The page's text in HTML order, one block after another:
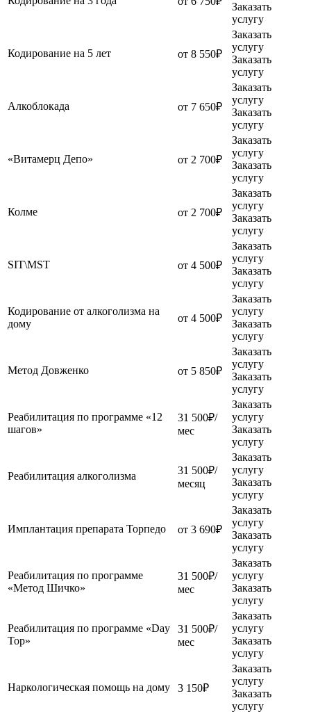
Заказать
услугу
Кодирование на 5 лет от 8 550₽
Заказать
услугу
Заказать
услугу
Алкоблокада от 7 650₽
Заказать
услугу
Заказать
услугу
«Витамерц Депо» от 2 700₽
Заказать
услугу
Заказать
услугу
Колме от 2 700₽
Заказать
услугу
Заказать
услугу
SIT\MST от 4 500₽
Заказать
услугу
Заказать
услугу
Кодирование от алкоголизма на
дому
от 4 500₽
Заказать
услугу
Заказать
услугу
Метод Довженко от 5 850₽
Заказать
услугу
Заказать
услугу
Реабилитация по программе «12
шагов»
31 500₽/
мес
Заказать
услугу
Заказать
услугу
Реабилитация алкоголизма
31 500₽/
месяц
Заказать
услугу
Заказать
услугу
Имплантация препарата Торпедо от 3 690₽
Заказать
услугу
Заказать
услугу
Реабилитация по программе
«Метод Шичко»
31 500₽/
мес
Заказать
услугу
Заказать
услугу
Реабилитация по программе «Day
Top»
31 500₽/
мес
Заказать
услугу
Заказать
услугу
Наркологическая помощь на дому 3 150₽
Заказать
услугу
Заказать
услугу